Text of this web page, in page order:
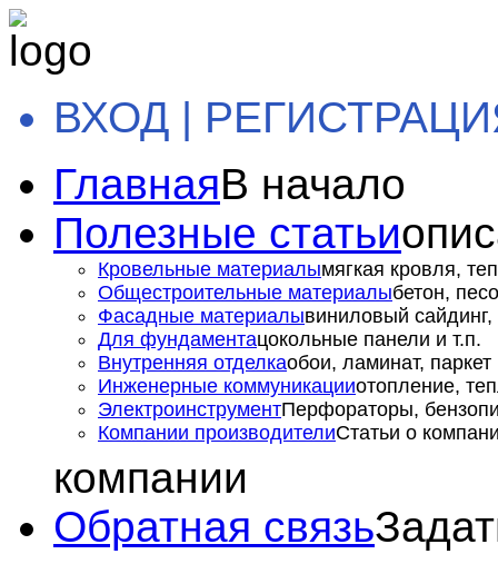
ВХОД |
ГлавнаяВ начало
Полезные статьи
Кровельные материалымягкая кровля,
Общестроительные материалыбетон,
Фасадные материалывиниловый сайдинг,
Для фундаментацокольные панели и т.п.
Внутренняя отделкаобои, ламинат, паркет
Инженерные коммуникацииотопление,
ЭлектроинструментПерфораторы,
Компании производителиСтатьи о
компании
Обратная связь